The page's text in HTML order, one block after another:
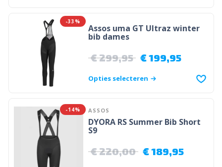
-33%
Assos uma GT Ultraz winter
bib dames
€299,95 €199,95
Opties selecteren
-14% ASSOS
DYORA RS Summer Bib Short
S9
€220,00 €189,95